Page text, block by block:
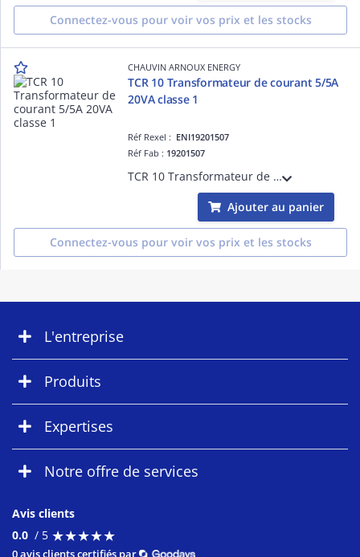
Connectez-vous pour voir vos prix et les stocks
CHAUVIN ARNOUX ENERGY
TCR 10 Transformateur de courant 5/5A
20VA classe 1
Réf Rexel : ENI19201507
Réf Fab : 19201507
TCR 10 Transformateur de courant à primaire bobiné - Rapport de transformation 5/5A - Puissance de précision 20VA - Classe de précision 1
Ajouter au panier
Connectez-vous pour voir vos prix et les stocks
L'entreprise
Produits
Expertises
Notre offre de services
Avis clients
0.0 / 5 ★★★★★
★★★★★
0 avis clients certifiés par